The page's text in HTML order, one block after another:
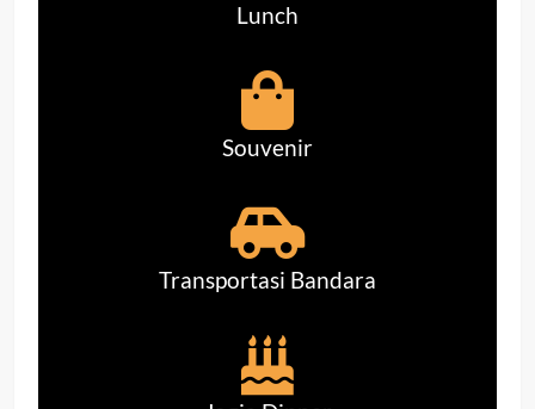
Lunch
Souvenir
Transportasi Bandara